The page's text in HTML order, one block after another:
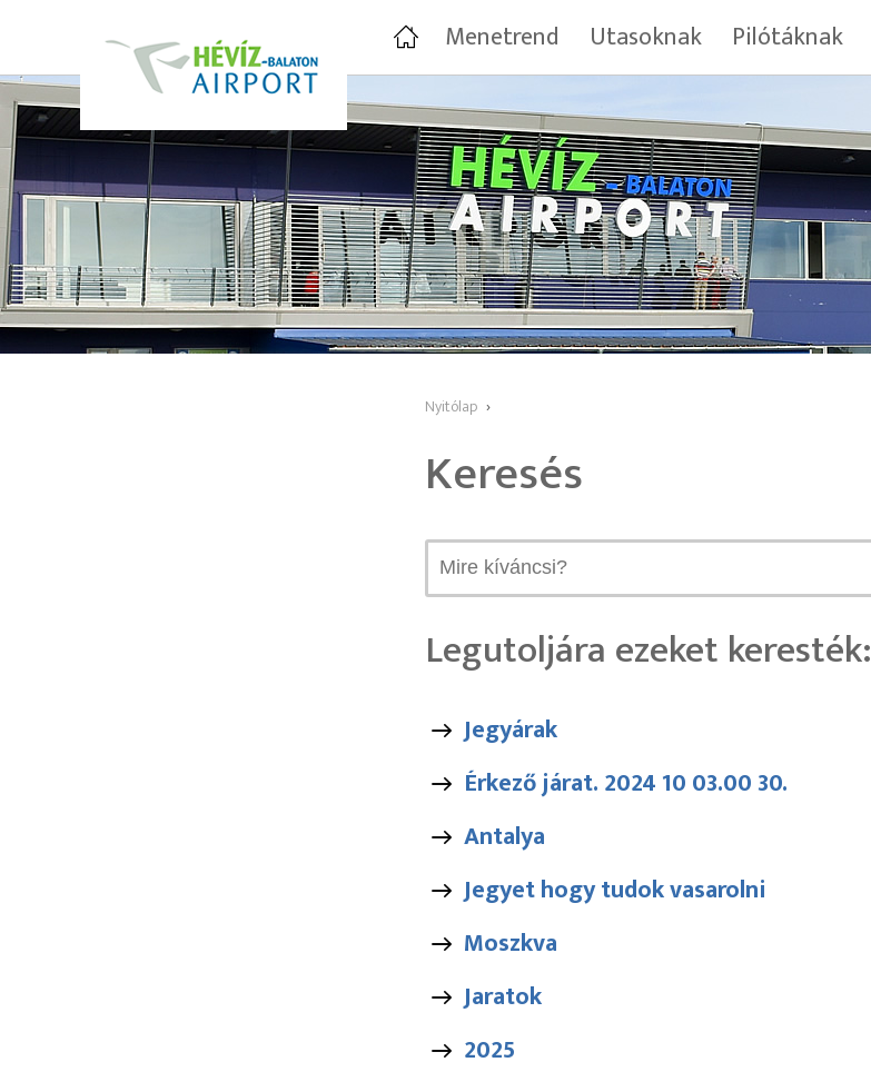
Menetrend Utasoknak Pilótáknak
Nyitólap ›
Keresés
Legutoljára ezeket keresték:
Jegyárak
Érkező járat. 2024 10 03.00 30.
Antalya
Jegyet hogy tudok vasarolni
Moszkva
Jaratok
2025